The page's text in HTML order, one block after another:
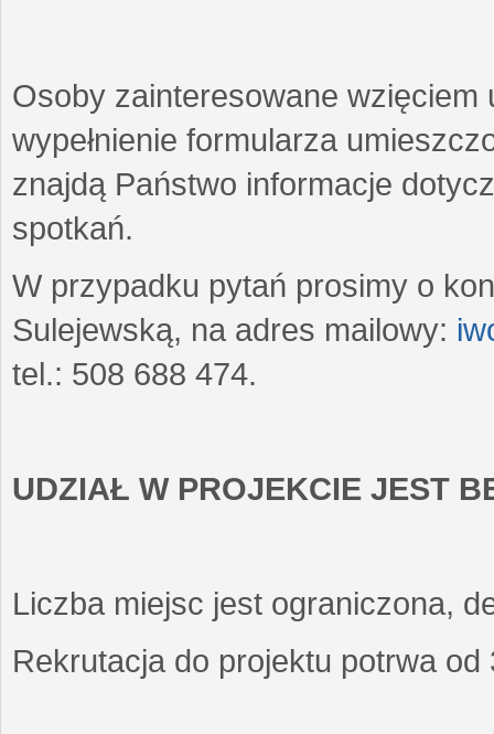
Osoby zainteresowane wzięciem
wypełnienie formularza
znajdą Państwo informacje
spotkań.
W przypadku pytań prosimy o
Sulejewską, na adres mailowy:
tel.: 508 688 474.
UDZIAŁ W PROJEKCIE JEST
Liczba miejsc jest ograniczona,
Rekrutacja do projektu potrwa